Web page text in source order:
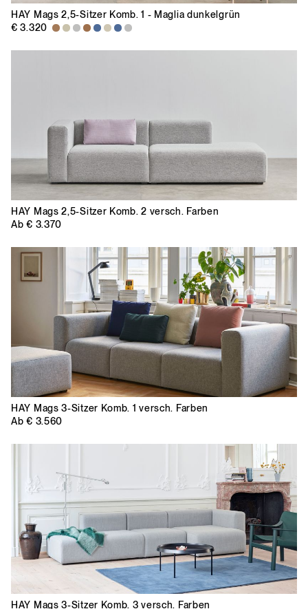
HAY Mags 2,5-Sitzer Komb. 1 - Maglia dunkelgrün
€ 3.320
HAY Mags 2,5-Sitzer Komb. 2 versch. Farben
Ab€ 3.370
HAY Mags 3-Sitzer Komb. 1 versch. Farben
Ab€ 3.560
HAY Mags 3-Sitzer Komb. 3 versch. Farben